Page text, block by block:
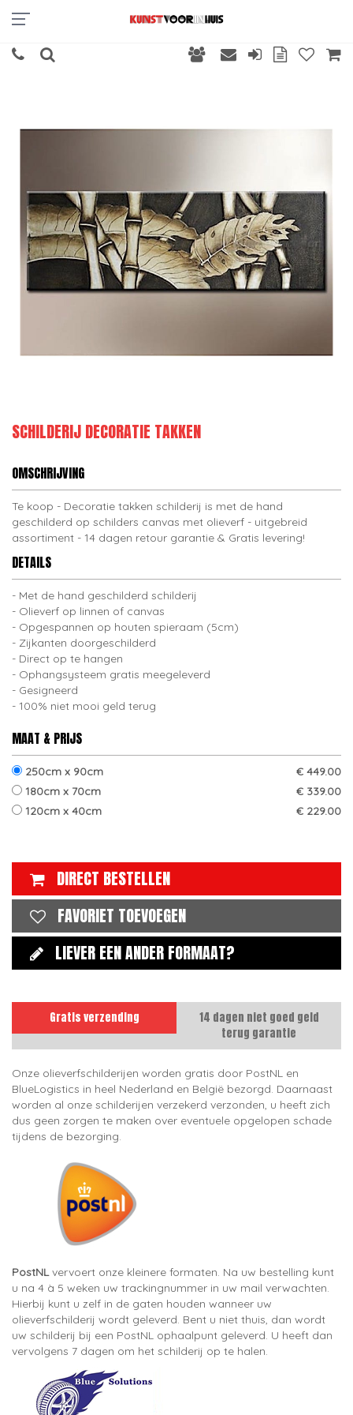
SCHILDERIJ DECORATIE TAKKEN
OMSCHRIJVING
Te koop - Decoratie takken schilderij is met de hand
geschilderd op schilders canvas met olieverf - uitgebreid
assortiment - 14 dagen retour garantie & Gratis levering!
DETAILS
Met de hand geschilderd schilderij
Olieverf op linnen of canvas
Opgespannen op houten spieraam (5cm)
Zijkanten doorgeschilderd
Direct op te hangen
Ophangsysteem gratis meegeleverd
Gesigneerd
100% niet mooi geld terug
MAAT & PRIJS
250cm x 90cm
€ 449.00
180cm x 70cm
€ 339.00
120cm x 40cm
€ 229.00
DIRECT BESTELLEN
FAVORIET TOEVOEGEN
LIEVER EEN ANDER FORMAAT?
Gratis verzending
14 dagen niet goed geld
terug garantie
Onze olieverfschilderijen worden gratis door PostNL en
BlueLogistics in heel Nederland en België bezorgd. Daarnaast
worden al onze schilderijen verzekerd verzonden, u heeft zich
dus geen zorgen te maken over eventuele opgelopen schade
tijdens de bezorging.
PostNLvervoert onze kleinere formaten. Na uw bestelling kunt
u na 4 à 5 weken uw trackingnummer in uw mail verwachten.
Hierbij kunt u zelf in de gaten houden wanneer uw
olieverfschilderij wordt geleverd. Bent u niet thuis, dan wordt
uw schilderij bij een PostNL ophaalpunt geleverd. U heeft dan
vervolgens 7 dagen om het schilderij op te halen.